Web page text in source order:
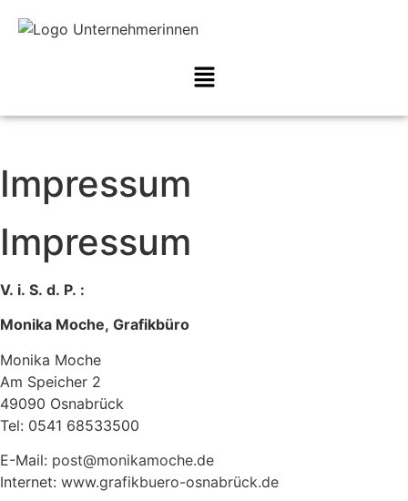
Impressum
Impressum
V. i. S. d. P. :
Monika Moche, Grafikbüro
Monika Moche
Am Speicher 2
49090 Osnabrück
Tel: 0541 68533500
E-Mail: post@monikamoche.de
Internet: www.grafikbuero-osnabrück.de